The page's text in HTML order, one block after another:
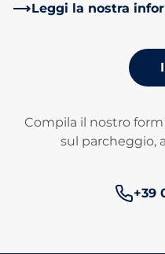
Leggi la nostra
Compila il nostro
sul parcheggio,
+39